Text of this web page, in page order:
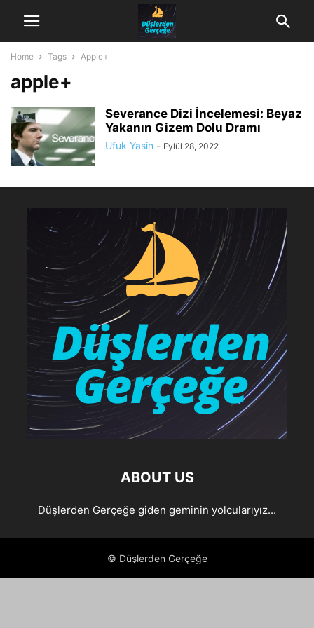
Home Tags Apple+
apple+
Severance Dizi İncelemesi: Beyaz
Yakanın Gizem Dolu Dramı
Ufuk Yasin - Eylül 28, 2022
ABOUT US
Düşlerden Gerçeğe giden geminin yolcularıyız...
© Düşlerden Gerçeğe